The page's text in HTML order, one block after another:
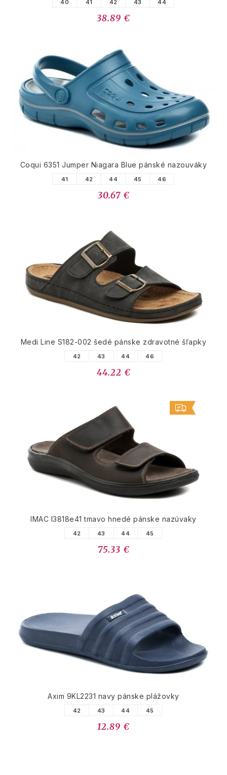
40 41 42 43 44
38.89 €
Coqui 6351 Jumper Niagara Blue pánské nazouváky
41 42 44 45 46
30.67 €
Medi Line S182-002 šedé pánske zdravotné šľapky
42 43 44 46
44.22 €
IMAC I3818e41 tmavo hnedé pánske nazúvaky
42 43 44 45
75.33 €
Axim 9KL2231 navy pánske plážovky
42 43 44 45
12.89 €